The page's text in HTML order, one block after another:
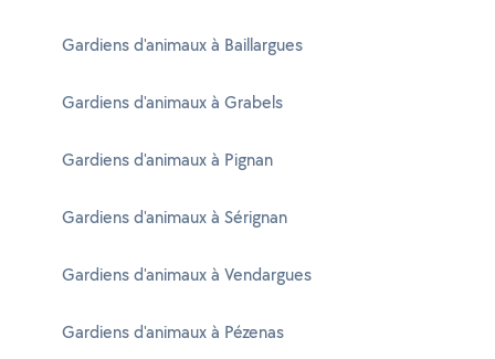
Gardiens d'animaux à Baillargues
Gardiens d'animaux à Grabels
Gardiens d'animaux à Pignan
Gardiens d'animaux à Sérignan
Gardiens d'animaux à Vendargues
Gardiens d'animaux à Pézenas